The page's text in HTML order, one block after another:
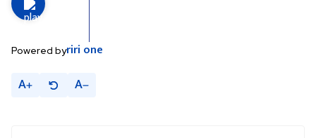
Powered byriri one
A A